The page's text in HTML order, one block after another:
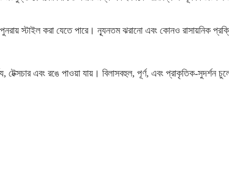
স্টাইল করা যেতে পারে। ন্যূনতম ঝরানো এবং কোনও রাসায়নিক
টেক্সচার এবং রঙে পাওয়া যায়। বিলাসবহুল, পূর্ণ, এবং প্রাকৃতিক-